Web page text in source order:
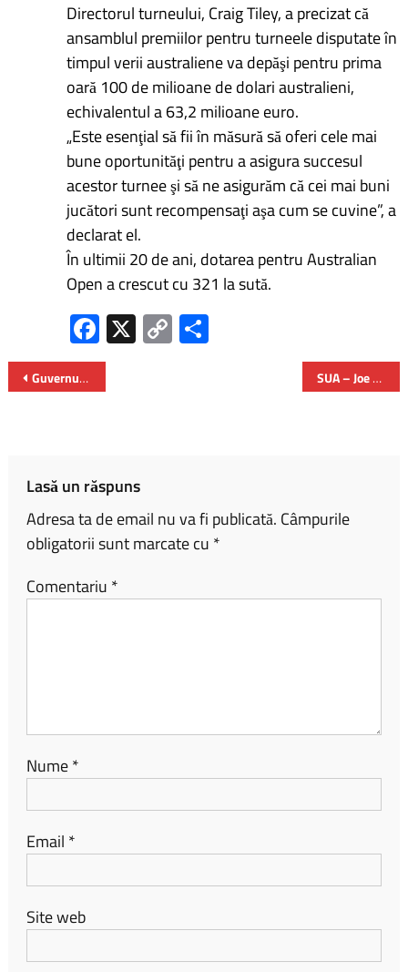
Directorul turneului, Craig Tiley, a precizat că
ansamblul premiilor pentru turneele disputate în
timpul verii australiene va depăşi pentru prima
oară 100 de milioane de dolari australieni,
echivalentul a 63,2 milioane euro.
„Este esenţial să fii în măsură să oferi cele mai
bune oportunităţi pentru a asigura succesul
acestor turnee şi să ne asigurăm că cei mai buni
jucători sunt recompensaţi aşa cum se cuvine”, a
declarat el.
În ultimii 20 de ani, dotarea pentru Australian
Open a crescut cu 321 la sută.
Fa
ce
b
X C
o
Guvernul a aprobat Politica Urbană a României SUA – Joe Biden a promulgat legea bugetului federal în valoare de 1,7 trilioane de dolari
Lasă un răspuns
Adresa ta de email nu va fi publicată. Câmpurile
obligatorii sunt marcate cu *
Comentariu *
Nume*
Email *
Site web